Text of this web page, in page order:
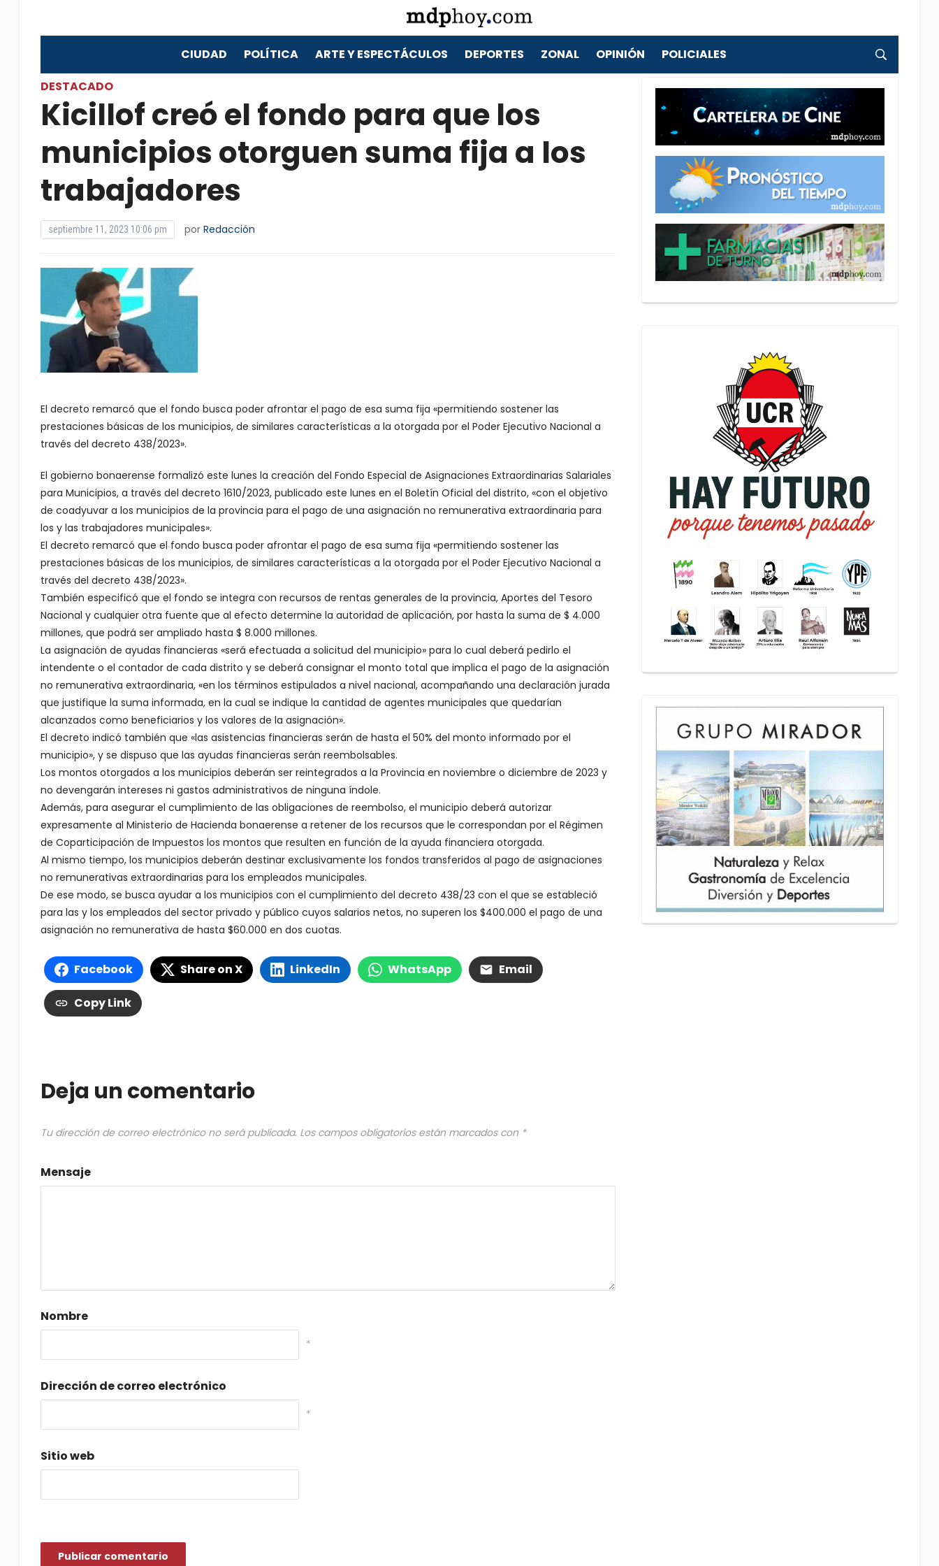
CIUDAD POLÍTICA ARTE Y ESPECTÁCULOS DEPORTES ZONAL OPINIÓN
POLICIALES
DESTACADO
Kicillof creó el fondo para que los
municipios otorguen suma fija a los
trabajadores
septiembre 11, 2023 10:06 pm por Redacción
El decreto remarcó que el fondo busca poder afrontar el pago de esa suma fija «permitiendo sostener las
prestaciones básicas de los municipios, de similares características a la otorgada por el Poder Ejecutivo Nacional a
través del decreto 438/2023».
El gobierno bonaerense formalizó este lunes la creación del Fondo Especial de Asignaciones Extraordinarias Salariales
para Municipios, a través del decreto 1610/2023, publicado este lunes en el Boletín Oficial del distrito, «con el objetivo
de coadyuvar a los municipios de la provincia para el pago de una asignación no remunerativa extraordinaria para
los y las trabajadores municipales».
El decreto remarcó que el fondo busca poder afrontar el pago de esa suma fija «permitiendo sostener las
prestaciones básicas de los municipios, de similares características a la otorgada por el Poder Ejecutivo Nacional a
través del decreto 438/2023».
También especificó que el fondo se integra con recursos de rentas generales de la provincia, Aportes del Tesoro
Nacional y cualquier otra fuente que al efecto determine la autoridad de aplicación, por hasta la suma de $ 4.000
millones, que podrá ser ampliado hasta $ 8.000 millones.
La asignación de ayudas financieras «será efectuada a solicitud del municipio» para lo cual deberá pedirlo el
intendente o el contador de cada distrito y se deberá consignar el monto total que implica el pago de la asignación
no remunerativa extraordinaria, «en los términos estipulados a nivel nacional, acompañando una declaración jurada
que justifique la suma informada, en la cual se indique la cantidad de agentes municipales que quedarían
alcanzados como beneficiarios y los valores de la asignación».
El decreto indicó también que «las asistencias financieras serán de hasta el 50% del monto informado por el
municipio», y se dispuso que las ayudas financieras serán reembolsables.
Los montos otorgados a los municipios deberán ser reintegrados a la Provincia en noviembre o diciembre de 2023 y
no devengarán intereses ni gastos administrativos de ninguna índole.
Además, para asegurar el cumplimiento de las obligaciones de reembolso, el municipio deberá autorizar
expresamente al Ministerio de Hacienda bonaerense a retener de los recursos que le correspondan por el Régimen
de Coparticipación de Impuestos los montos que resulten en función de la ayuda financiera otorgada.
Al mismo tiempo, los municipios deberán destinar exclusivamente los fondos transferidos al pago de asignaciones
no remunerativas extraordinarias para los empleados municipales.
De ese modo, se busca ayudar a los municipios con el cumplimiento del decreto 438/23 con el que se estableció
para las y los empleados del sector privado y público cuyos salarios netos, no superen los $400.000 el pago de una
asignación no remunerativa de hasta $60.000 en dos cuotas.
Facebook Share on X LinkedIn WhatsApp Email
Copy Link
Deja un comentario
Tu dirección de correo electrónico no será publicada. Los campos obligatorios están marcados con *
Mensaje
Nombre
*
Dirección de correo electrónico
*
Sitio web